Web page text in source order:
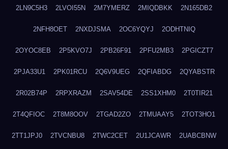
2LN9C5H3 2LVOI55N 2M7YMERZ 2MIQDBKK 2N165DB2
2NFH8OET 2NXDJSMA 2OC6YQYJ 2ODHTNIQ
2OYOC8EB 2P5KVO7J 2PB26F91 2PFU2MB3 2PGICZT7
2PJA33U1 2PK01RCU 2Q6V9UEG 2QFIABDG 2QYABSTR
2R02B74P 2RPXRAZM 2SAV54DE 2SS1XHM0 2T0TIR21
2T4QFIOC 2T8M8OOV 2TGAD2ZO 2TMUAAY5 2TOT3HO1
2TT1JPJ0 2TVCNBU8 2TWC2CET 2U1JCAWR 2UABCBNW